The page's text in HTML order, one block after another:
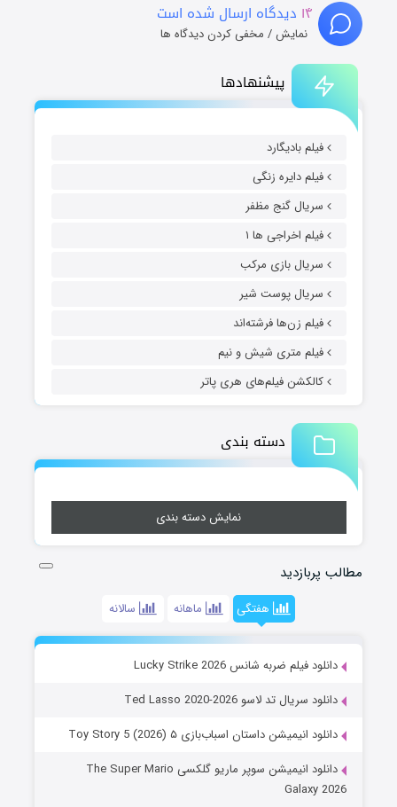
پیشنهادها
فیلم بادیگارد
فیلم دایره زنگی
سریال گنج مظفر
فیلم اخراجی ها ۱
سریال بازی مرکب
سریال پوست شیر
فیلم زن‌ها فرشته‌اند
فیلم متری شیش و نیم
کالکشن فیلم‌های هری پاتر
دسته بندی
نمایش دسته بندی
مطالب پربازدید
هفتگی ماهانه سالانه
دانلود فیلم ضربه شانس Lucky Strike 2026
دانلود سریال تد لاسو Ted Lasso 2020-2026
دانلود انیمیشن داستان اسباب‌بازی ۵ Toy Story 5 (2026)
دانلود انیمیشن سوپر ماریو گلکسی The Super Mario
Galaxy 2026
۱۴ دیدگاه ارسال شده است
نمایش / مخفی کردن دیدگاه ها